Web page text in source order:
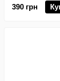
390 грн